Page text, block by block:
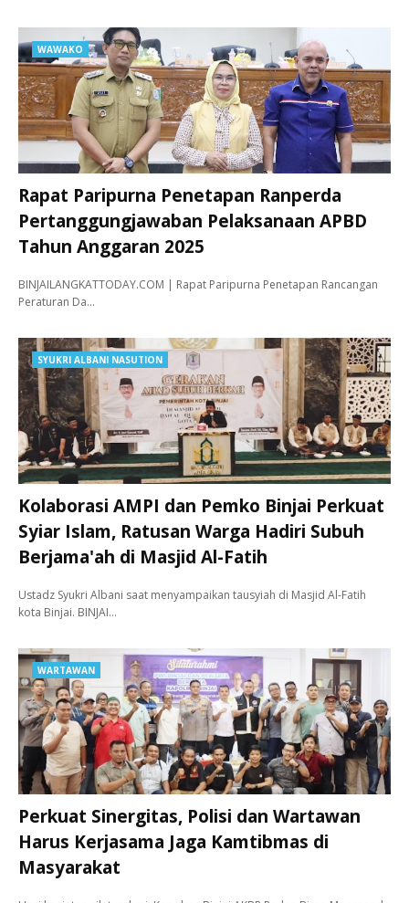
WAWAKO
Rapat Paripurna Penetapan Ranperda
Pertanggungjawaban Pelaksanaan APBD
Tahun Anggaran 2025
BINJAILANGKATTODAY.COM | Rapat Paripurna Penetapan Rancangan
Peraturan Da…
SYUKRI ALBANI NASUTION
Kolaborasi AMPI dan Pemko Binjai Perkuat
Syiar Islam, Ratusan Warga Hadiri Subuh
Berjama'ah di Masjid Al-Fatih
Ustadz Syukri Albani saat menyampaikan tausyiah di Masjid Al-Fatih
kota Binjai. BINJAI…
WARTAWAN
Perkuat Sinergitas, Polisi dan Wartawan
Harus Kerjasama Jaga Kamtibmas di
Masyarakat